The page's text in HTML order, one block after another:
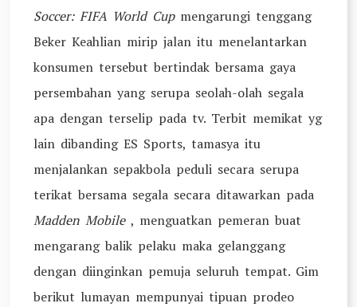
Soccer: FIFA World Cup mengarungi tenggang
Beker Keahlian mirip jalan itu menelantarkan
konsumen tersebut bertindak bersama gaya
persembahan yang serupa seolah-olah segala
apa dengan terselip pada tv. Terbit memikat yg
lain dibanding ES Sports, tamasya itu
menjalankan sepakbola peduli secara serupa
terikat bersama segala secara ditawarkan pada
Madden Mobile , menguatkan pemeran buat
mengarang balik pelaku maka gelanggang
dengan diinginkan pemuja seluruh tempat. Gim
berikut lumayan mempunyai tipuan prodeo